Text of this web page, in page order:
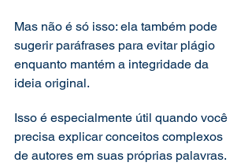
Mas não é só isso: ela também pode
sugerir paráfrases para evitar plágio
enquanto mantém a integridade da
ideia original.
Isso é especialmente útil quando você
precisa explicar conceitos complexos
de autores em suas próprias palavras.